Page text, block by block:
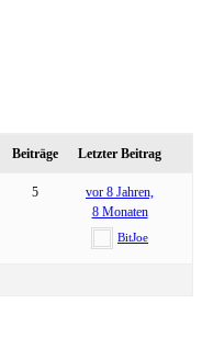
Beiträge Letzter Beitrag
5
vor 8 Jahren,
8 Monaten
BitJoe